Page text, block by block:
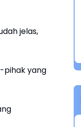
jelas,
pihak yang